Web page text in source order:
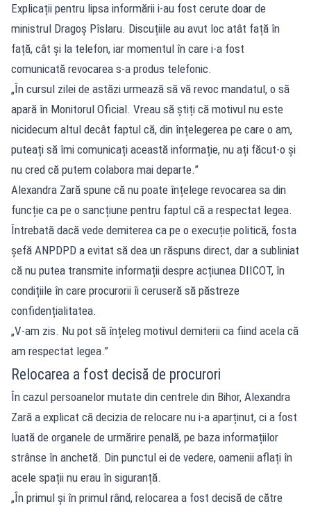
Explicații pentru lipsa informării i-au fost cerute doar de
ministrul Dragoș Pîslaru. Discuțiile au avut loc atât față în
față, cât și la telefon, iar momentul în care i-a fost
comunicată revocarea s-a produs telefonic.
„În cursul zilei de astăzi urmează să vă revoc mandatul, o să
apară în Monitorul Oficial. Vreau să știți că motivul nu este
nicidecum altul decât faptul că, din înțelegerea pe care o am,
puteați să îmi comunicați această informație, nu ați făcut-o și
nu cred că putem colabora mai departe.”
Alexandra Zară spune că nu poate înțelege revocarea sa din
funcție ca pe o sancțiune pentru faptul că a respectat legea.
Întrebată dacă vede demiterea ca pe o execuție politică, fosta
șefă ANPDPD a evitat să dea un răspuns direct, dar a subliniat
că nu putea transmite informații despre acțiunea DIICOT, în
condițiile în care procurorii îi ceruseră să păstreze
confidențialitatea.
„V-am zis. Nu pot să înțeleg motivul demiterii ca fiind acela că
am respectat legea.”
Relocarea a fost decisă de procurori
În cazul persoanelor mutate din centrele din Bihor, Alexandra
Zară a explicat că decizia de relocare nu i-a aparținut, ci a fost
luată de organele de urmărire penală, pe baza informațiilor
strânse în anchetă. Din punctul ei de vedere, oamenii aflați în
acele spații nu erau în siguranță.
„În primul și în primul rând, relocarea a fost decisă de către